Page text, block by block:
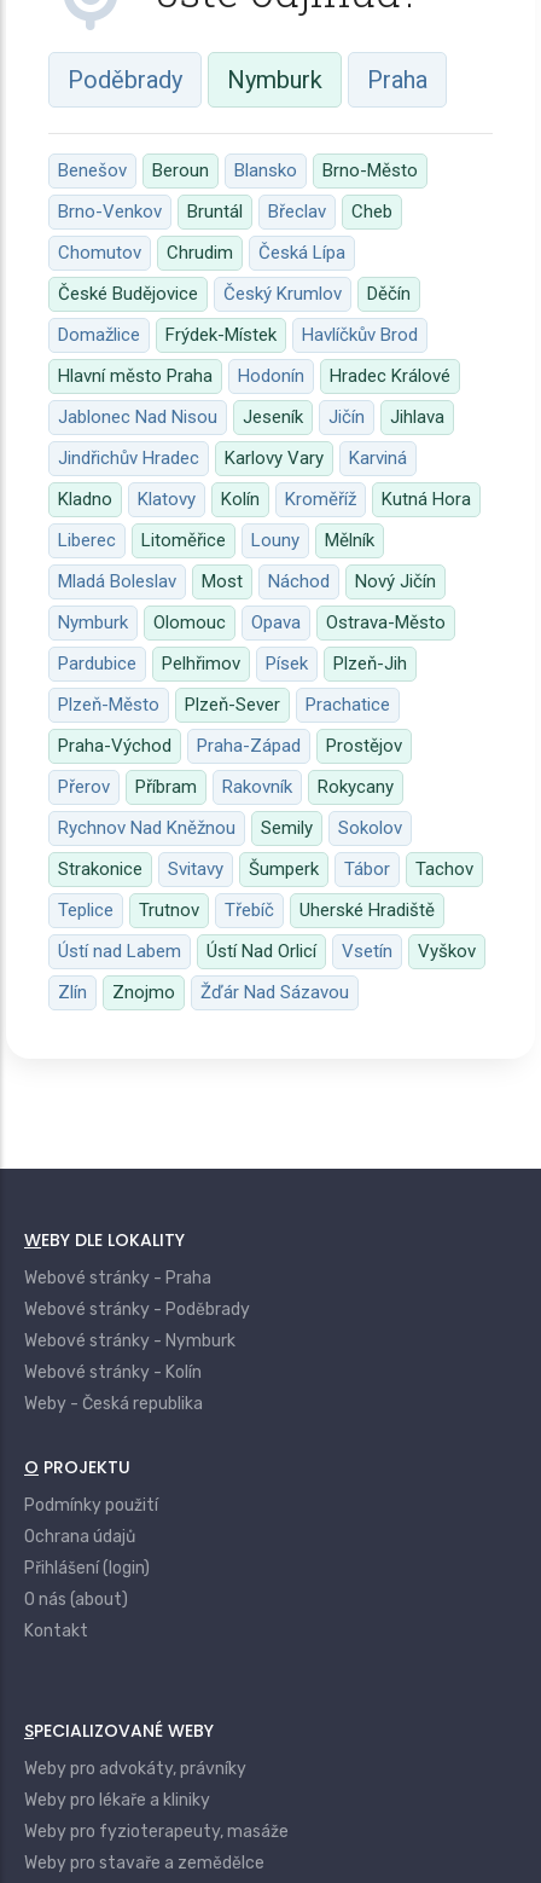
Poděbrady Nymburk Praha
Benešov Beroun Blansko
Brno-Město
Brno-Venkov
Bruntál Břeclav
Cheb
Chomutov
Chrudim
Česká Lípa
České Budějovice
Český Krumlov
Děčín
Domažlice
Frýdek-Místek
Havlíčkův Brod
Hlavní město Praha
Hodonín
Hradec Králové
Jablonec Nad Nisou
Jeseník Jičín
Jihlava
Jindřichův Hradec
Karlovy Vary
Karviná
Kladno
Klatovy Kolín Kroměříž
Kutná Hora
Liberec
Litoměřice Louny
Mělník
Mladá Boleslav
Most Náchod
Nový Jičín
Nymburk
Olomouc Opava
Ostrava-Město
Pardubice
Pelhřimov Písek
Plzeň-Jih
Plzeň-Město
Plzeň-Sever
Prachatice
Praha-Východ
Praha-Západ
Prostějov
Přerov
Příbram Rakovník
Rokycany
Rychnov Nad Kněžnou
Semily
Sokolov
Strakonice
Svitavy Šumperk Tábor
Tachov
Teplice
Trutnov Třebíč
Uherské Hradiště
Ústí nad Labem
Ústí Nad Orlicí Vsetín
Vyškov
Zlín
Znojmo Žďár Nad Sázavou
WEBY DLE LOKALITY
Webové stránky - Praha
Webové stránky - Poděbrady
Webové stránky - Nymburk
Webové stránky - Kolín
Weby - Česká republika
O PROJEKTU
Podmínky použití
Ochrana údajů
Přihlášení (login)
O nás (about)
Kontakt
SPECIALIZOVANÉ WEBY
Weby pro advokáty, právníky
Weby pro lékaře a kliniky
Weby pro fyzioterapeuty, masáže
Weby pro stavaře a zemědělce